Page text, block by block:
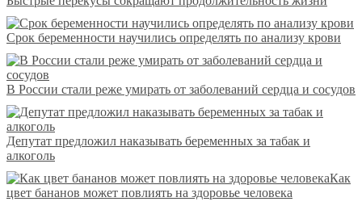
Срок беременности научились определять по анализу крови
В России стали реже умирать от заболеваний сердца и сосудов
Депутат предложил наказывать беременных за табак и
алкоголь
Как
цвет бананов может повлиять на здоровье человека